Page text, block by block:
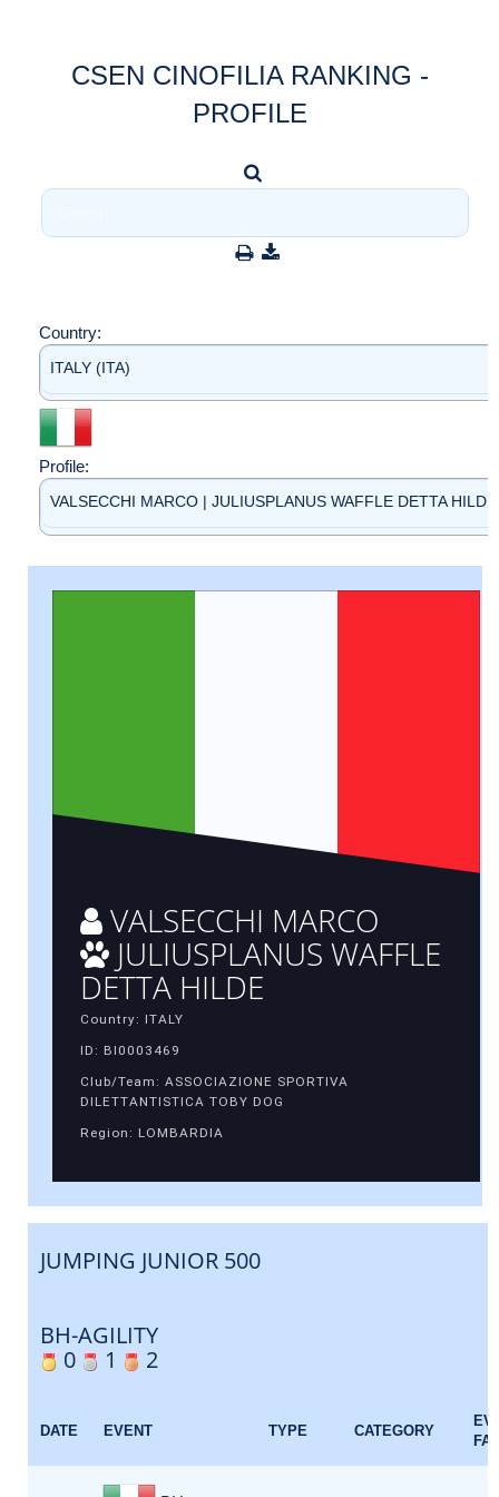
CSEN CINOFILIA RANKING -
PROFILE
Country:
ITALY (ITA)
Profile:
VALSECCHI MARCO | JULIUSPLANUS WAFFLE DETTA
VALSECCHI MARCO
JULIUSPLANUS WAFFLE
DETTA HILDE
Country: ITALY
ID: BI0003469
Club/Team: ASSOCIAZIONE SPORTIVA
DILETTANTISTICA TOBY DOG
Region: LOMBARDIA
JUMPING JUNIOR 500
BH-AGILITY
0
1 2
DATE EVENT TYPE CATEGORY